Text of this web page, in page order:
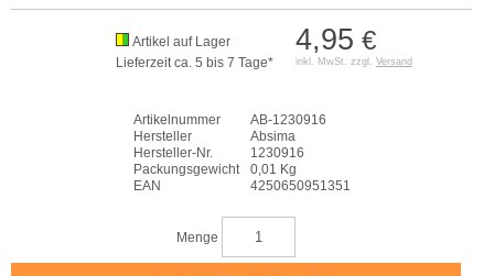
4,95 €
inkl. MwSt. zzgl. Versand
Artikel auf Lager
Lieferzeit ca. 5 bis 7 Tage*
Artikelnummer
AB-1230916
Hersteller
Absima
Hersteller-Nr.
1230916
Packungsgewicht
0,01 Kg
EAN
4250650951351
Menge